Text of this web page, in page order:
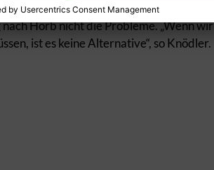
Horb nicht die Probleme. „Wenn wir
ist es keine Alternative“, so Knödler.